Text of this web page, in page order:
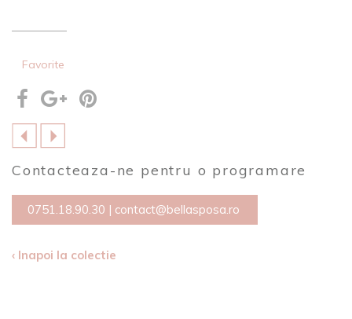
Favorite
Contacteaza-ne pentru o programare
0751.18.90.30 | contact@bellasposa.ro
‹ Inapoi la colectie